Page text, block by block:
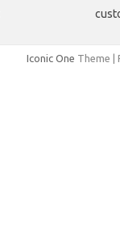
Iconic One Theme |